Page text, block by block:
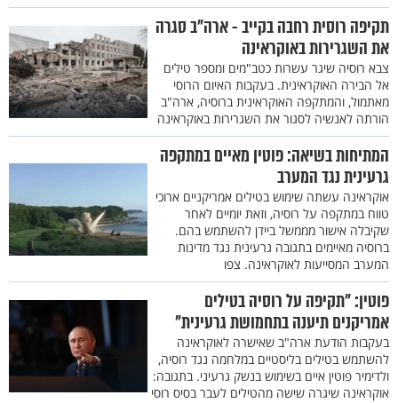
תקיפה רוסית רחבה בקייב - ארה"ב סגרה
את השגרירות באוקראינה
צבא רוסיה שיגר עשרות כטב"מים ומספר טילים
אל הבירה האוקראינית. בעקבות האיום הרוסי
מאתמול, והמתקפה האוקראינית ברוסיה, ארה"ב
הורתה לאנשיה לסגור את השגרירות באוקראינה
המתיחות בשיאה: פוטין מאיים במתקפה
גרעינית נגד המערב
אוקראינה עשתה שימוש בטילים אמריקניים ארוכי
טווח במתקפה על רוסיה, וזאת יומיים לאחר
שקיבלה אישור מממשל ביידן להשתמש בהם.
ברוסיה מאיימים בתגובה גרעינית נגד מדינות
המערב המסייעות לאוקראינה. צפו
פוטין: "תקיפה על רוסיה בטילים
אמריקנים תיענה בתחמושת גרעינית"
בעקבות הודעת ארה"ב שאישרה לאוקראינה
להשתמש בטילים בליסטיים במלחמה נגד רוסיה,
ולדימיר פוטין איים בשימוש בנשק גרעיני. בתגובה:
אוקראינה שיגרה שישה מהטילים לעבר בסיס רוסי